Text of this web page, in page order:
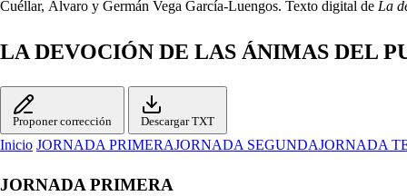
Cuéllar, Álvaro y Germán Vega García-Luengos. Texto digital de La
LA DEVOCIÓN DE LAS ÁNIMAS DEL
Proponer corrección Descargar TXT
Inicio JORNADA PRIMERAJORNADA SEGUNDAJORNADA
JORNADA PRIMERA